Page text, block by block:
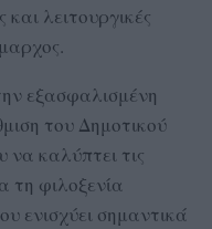
λειτουργικές
εξασφαλισμένη
του Δημοτικού
καλύπτει τις
τη φιλοξενία
ενισχύει σημαντικά